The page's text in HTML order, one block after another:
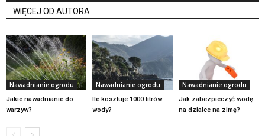
WIĘCEJ OD AUTORA
Nawadnianie ogrodu
Jakie nawadnianie do
warzyw?
Nawadnianie ogrodu
Ile kosztuje 1000 litrów
wody?
Nawadnianie ogrodu
Jak zabezpieczyć wodę
na działce na zimę?